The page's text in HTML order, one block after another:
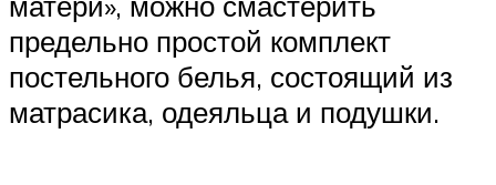
предельно простой комплект
постельного белья, состоящий из
матрасика, одеяльца и подушки.